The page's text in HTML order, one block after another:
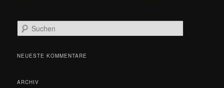
u
h
NEUESTE KOMMENTARE
ARCHIV